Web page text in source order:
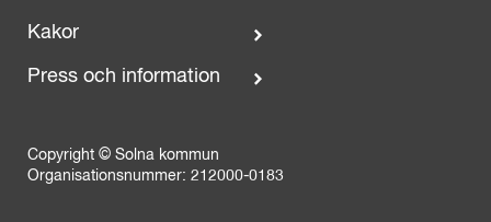
Kakor
Press och information
Copyright © Solna kommun
Organisationsnummer: 212000-0183